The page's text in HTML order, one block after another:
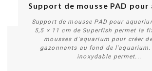
Support de mousse PAD pour
Support de mousse PAD pour
5,5 × 11 cm de Superfish permet la
mousses d'aquarium pour créer
gazonnants au fond de
inoxydable permet...